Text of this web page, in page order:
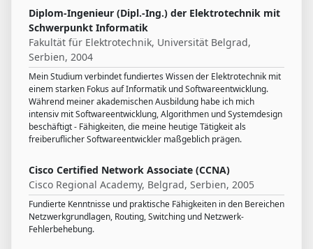
Diplom-Ingenieur (Dipl.-Ing.) der Elektrotechnik mit
Schwerpunkt Informatik
Fakultät für Elektrotechnik, Universität Belgrad,
Serbien, 2004
Mein Studium verbindet fundiertes Wissen der Elektrotechnik mit
einem starken Fokus auf Informatik und Softwareentwicklung.
Während meiner akademischen Ausbildung habe ich mich
intensiv mit Softwareentwicklung, Algorithmen und Systemdesign
beschäftigt - Fähigkeiten, die meine heutige Tätigkeit als
freiberuflicher Softwareentwickler maßgeblich prägen.
Cisco Certified Network Associate (CCNA)
Cisco Regional Academy, Belgrad, Serbien, 2005
Fundierte Kenntnisse und praktische Fähigkeiten in den Bereichen
Netzwerkgrundlagen, Routing, Switching und Netzwerk-
Fehlerbehebung.